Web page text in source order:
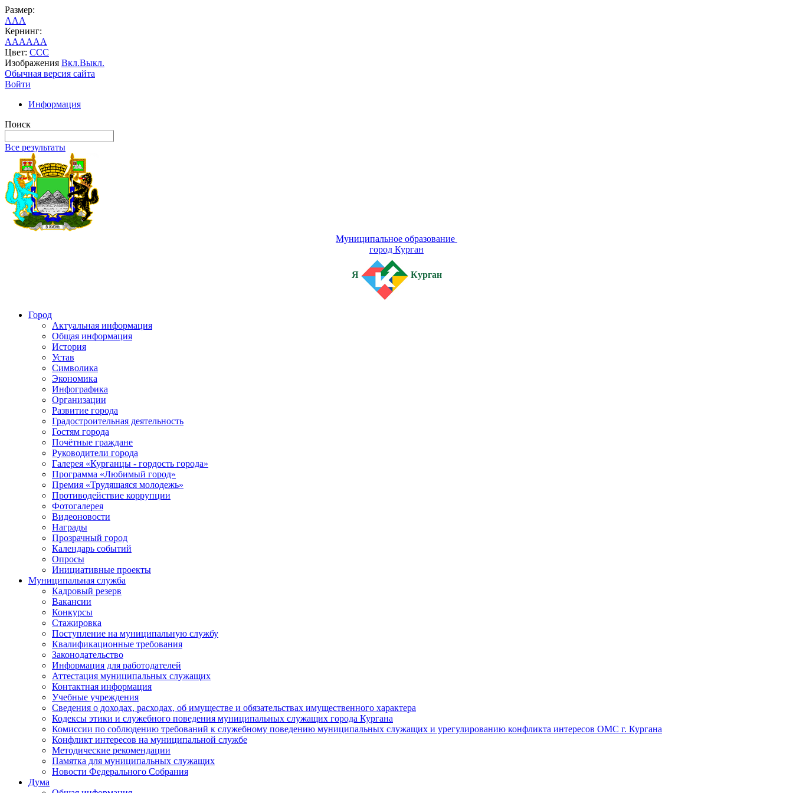
Размер:
AAA
Кернинг:
AAAAAA
Цвет: CCC
Изображения Вкл.Выкл.
Обычная версия сайта
Войти
Информация
Поиск
Все результаты
Муниципальное образование
город Курган
Я Курган
Город
Актуальная информация
Общая информация
История
Устав
Символика
Экономика
Инфографика
Организации
Развитие города
Градостроительная деятельность
Гостям города
Почётные граждане
Руководители города
Галерея «Курганцы - гордость города»
Программа «Любимый город»
Премия «Трудящаяся молодежь»
Противодействие коррупции
Фотогалерея
Видеоновости
Награды
Прозрачный город
Календарь событий
Опросы
Инициативные проекты
Муниципальная служба
Кадровый резерв
Вакансии
Конкурсы
Стажировка
Поступление на муниципальную службу
Квалификационные требования
Законодательство
Информация для работодателей
Аттестация муниципальных служащих
Контактная информация
Учебные учреждения
Сведения о доходах, расходах, об имуществе и обязательствах имущественного характера
Кодексы этики и служебного поведения муниципальных служащих города Кургана
Комиссии по соблюдению требований к служебному поведению муниципальных служащих и урегулированию конфликта интересов ОМС г. Кургана
Конфликт интересов на муниципальной службе
Методические рекомендации
Памятка для муниципальных служащих
Новости Федерального Cобрания
Дума